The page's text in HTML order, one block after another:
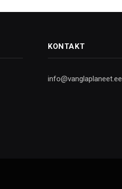
KONTAKT
info@vanglaplaneet.ee